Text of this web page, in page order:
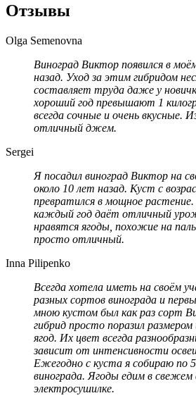
Отзывы
Olga Semenovna
Виноград Виктор появился в
назад. Уход за этим гибридом
составляет труда даже у
хороший год превышают 1
всегда сочные и очень вкусные.
отличный джем.
Sergei
Я посадил виноград Виктор на
около 10 лет назад. Куст с
превратился в мощное
каждый год даёт отличный
нравятся ягоды, похожие на
просто отличный.
Inna Pilipenko
Всегда хотела иметь на своём
разных сортов винограда и
мною кустом был как раз сорт
гибрид просто поразил
ягод. Их цвет всегда
зависит от интенсивности
Ежегодно с куста я собираю по
винограда. Ягоды едим в свежем
электросушилке.